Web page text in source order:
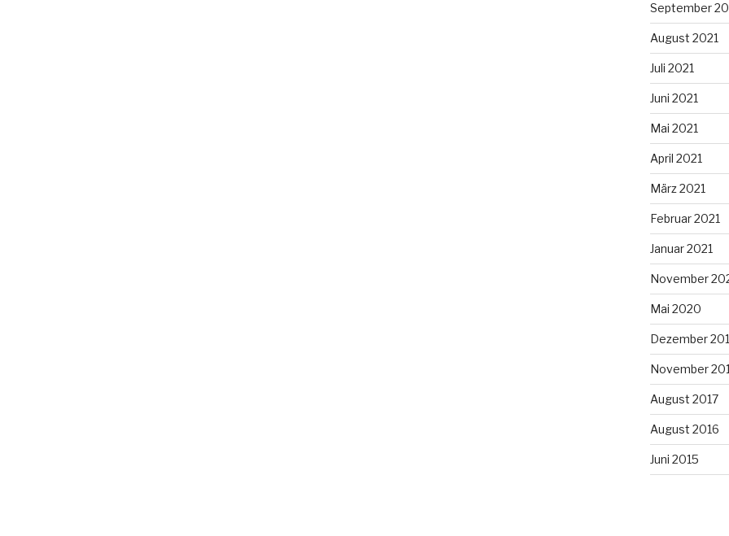
September
August 2021
Juli 2021
Juni 2021
Mai 2021
April 2021
März 2021
Februar 2021
Januar 2021
November
Mai 2020
Dezember
November
August 2017
August 2016
Juni 2015